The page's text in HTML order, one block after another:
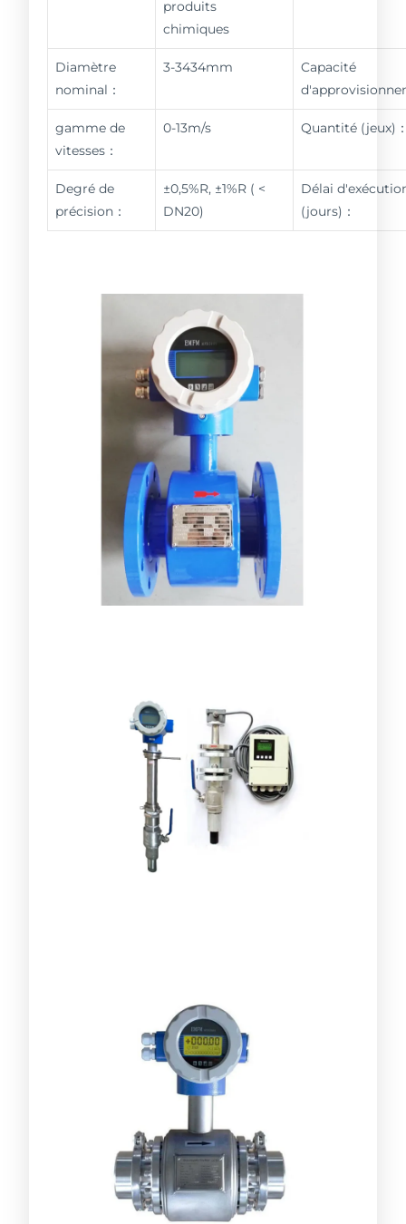
produits
chimiques
Diamètre
nominal：
3-3434mm
Capacité
gamme de
vitesses：
0-13m/s Quantité (jeux)
Degré de
précision：
±0,5%R, ±1%R ( <
DN20)
Délai
(jours)：